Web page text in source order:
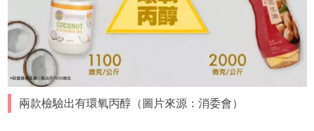
兩款檢驗出有環氧丙醇（圖片來源：消委會）